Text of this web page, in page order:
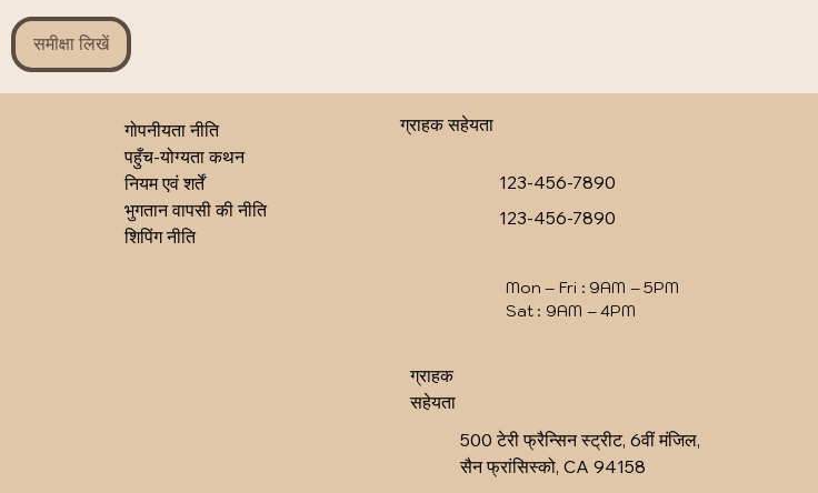
समीक्षा लिखें
गोपनीयता नीति
पहुँच-योग्यता कथन
नियम एवं शर्तें
भुगतान वापसी की नीति
शिपिंग नीति
ग्राहक सहेयता
123-456-7890
123-456-7890
Mon – Fri : 9AM – 5PM
Sat : 9AM – 4PM
ग्राहक
सहेयता
500 टेरी फ्रैन्सिन स्ट्रीट, 6वीं मंजिल,
सैन फ्रांसिस्को, CA 94158